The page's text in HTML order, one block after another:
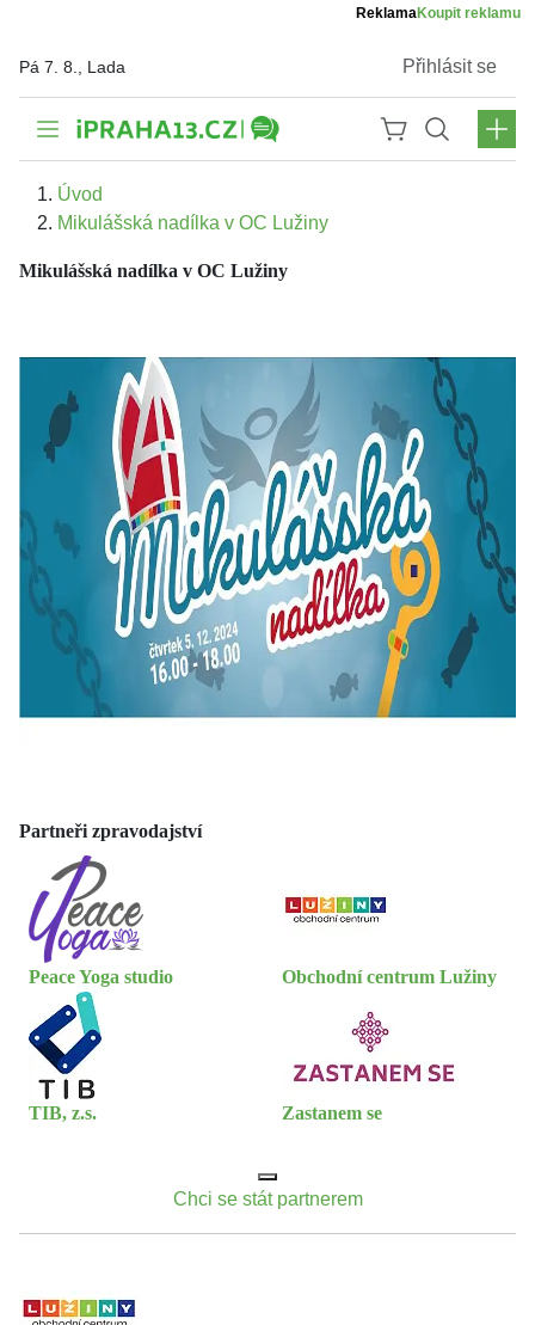
ReklamaKoupit reklamu
Pá 7. 8., Lada Přihlásit se
Úvod
Mikulášská nadílka v OC Lužiny
Mikulášská nadílka v OC Lužiny
Partneři zpravodajství
Peace Yoga studio Obchodní centrum Lužiny
TIB, z.s. Zastanem se
Chci se stát partnerem